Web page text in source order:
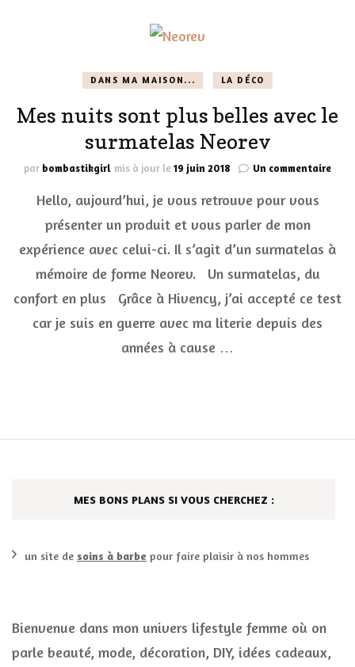
DANS MA MAISON... LA DÉCO
Mes nuits sont plus belles avec le
surmatelas Neorev
par bombastikgirl mis à jour le19 juin 2018 Un commentairesur
Hello, aujourd’hui, je vous retrouve pour vous
présenter un produit et vous parler de mon
expérience avec celui-ci. Il s’agit d’un surmatelas à
mémoire de forme Neorev. Un surmatelas, du
confort en plus Grâce à Hivency, j’ai accepté ce test
car je suis en guerre avec ma literie depuis des
années à cause …
MES BONS PLANS SI VOUS CHERCHEZ :
un site de soins à barbe pour faire plaisir à nos hommes
Bienvenue dans mon univers lifestyle femme où on
parle beauté, mode, décoration, DIY, idées cadeaux,